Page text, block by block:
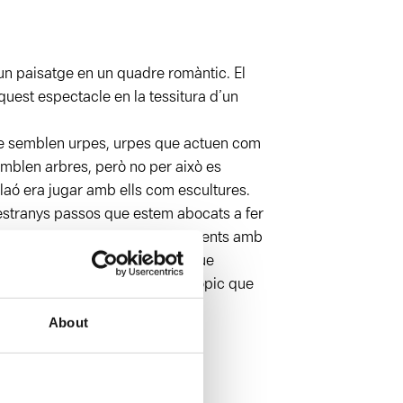
About
paisatge en un quadre romàntic. El
espectacle en la tessitura d’un
semblen urpes, urpes que actuen com
arbres, però no per això es
era jugar amb ells com escultures.
passos que estem abocats a fer
expressat per aquests elements amb
se’ls trobi, que molestin, que
sinó d’un present distòpic que